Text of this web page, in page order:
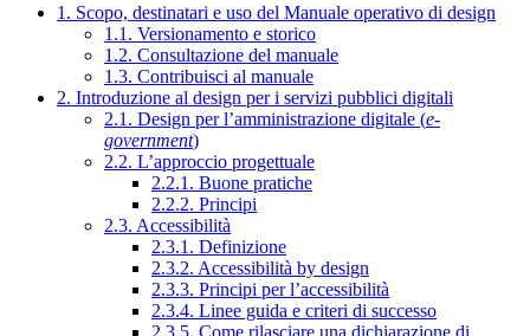
1. Scopo, destinatari e uso del Manuale operativo di design
1.1. Versionamento e storico
1.2. Consultazione del manuale
1.3. Contribuisci al manuale
2. Introduzione al design per i servizi pubblici digitali
2.1. Design per l’amministrazione digitale (e-
government)
2.2. L’approccio progettuale
2.2.1. Buone pratiche
2.2.2. Principi
2.3. Accessibilità
2.3.1. Definizione
2.3.2. Accessibilità by design
2.3.3. Principi per l’accessibilità
2.3.4. Linee guida e criteri di successo
2.3.5. Come rilasciare una dichiarazione di